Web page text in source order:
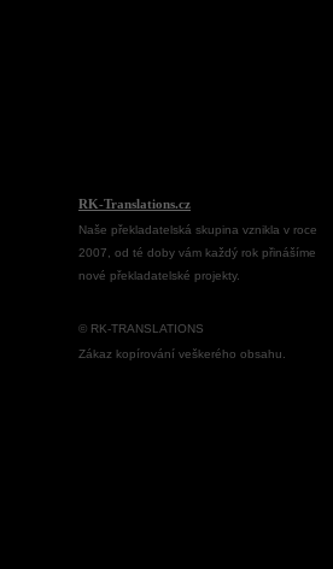
RK-Translations.cz
Naše překladatelská skupina vznikla v roce
2007, od té doby vám každý rok přinášíme
nové překladatelské projekty.
© RK-TRANSLATIONS
Zákaz kopírování veškerého obsahu.